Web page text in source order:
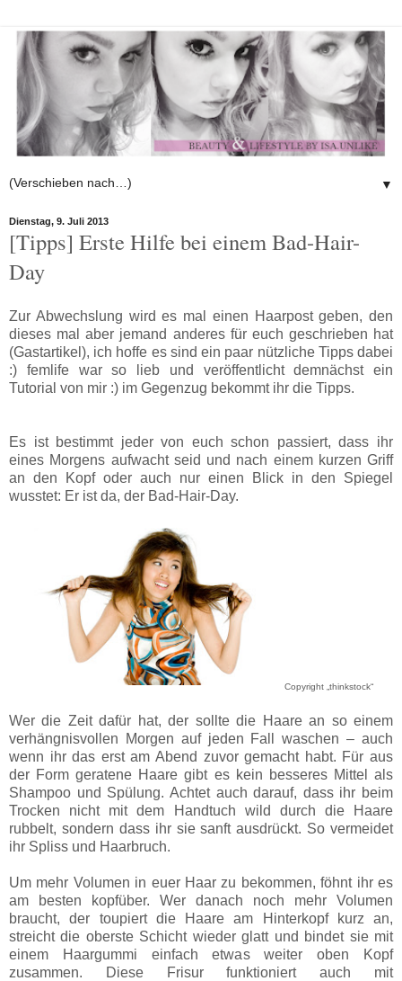
▼
Dienstag, 9. Juli 2013
[Tipps] Erste Hilfe bei einem Bad-Hair-
Day
Zur Abwechslung wird es mal einen Haarpost geben, den
dieses mal aber jemand anderes für euch geschrieben hat
(Gastartikel), ich hoffe es sind ein paar nützliche Tipps dabei
:) femlife war so lieb und veröffentlicht demnächst ein
Tutorial von mir :) im Gegenzug bekommt ihr die Tipps.
Es ist bestimmt jeder von euch schon passiert, dass ihr
eines Morgens aufwacht seid und nach einem kurzen Griff
an den Kopf oder auch nur einen Blick in den Spiegel
wusstet: Er ist da, der Bad-Hair-Day.
Copyright „thinkstock“
Wer die Zeit dafür hat, der sollte die Haare an so einem
verhängnisvollen Morgen auf jeden Fall waschen – auch
wenn ihr das erst am Abend zuvor gemacht habt. Für aus
der Form geratene Haare gibt es kein besseres Mittel als
Shampoo und Spülung. Achtet auch darauf, dass ihr beim
Trocken nicht mit dem Handtuch wild durch die Haare
rubbelt, sondern dass ihr sie sanft ausdrückt. So vermeidet
ihr Spliss und Haarbruch.
Um mehr Volumen in euer Haar zu bekommen, föhnt ihr es
am besten kopfüber. Wer danach noch mehr Volumen
braucht, der toupiert die Haare am Hinterkopf kurz an,
streicht die oberste Schicht wieder glatt und bindet sie mit
einem Haargummi einfach etwas weiter oben Kopf
zusammen. Diese Frisur funktioniert auch mit